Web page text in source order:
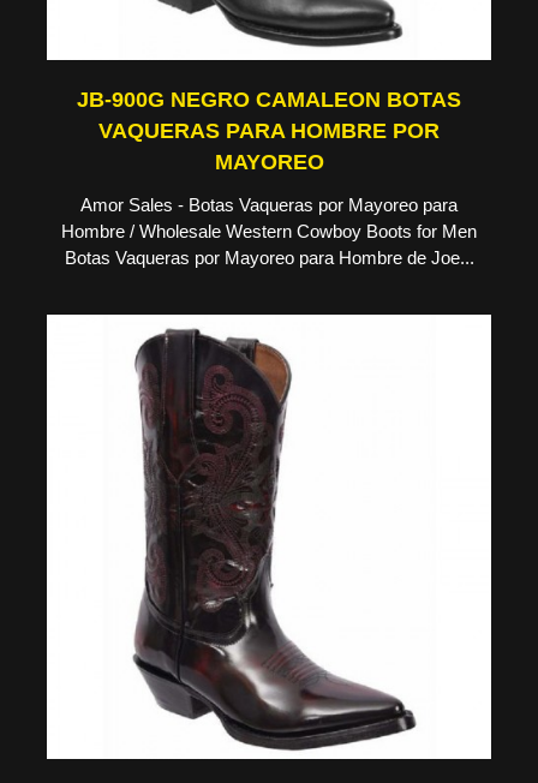
JB-900G NEGRO CAMALEON BOTAS
VAQUERAS PARA HOMBRE POR
MAYOREO
Amor Sales - Botas Vaqueras por Mayoreo para
Hombre / Wholesale Western Cowboy Boots for Men
Botas Vaqueras por Mayoreo para Hombre de Joe...